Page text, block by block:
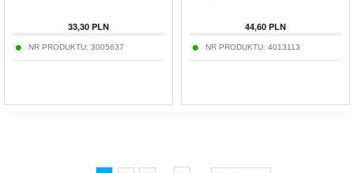
33,30 PLN
NR PRODUKTU: 3005637
44,60 PLN
NR PRODUKTU: 4013113